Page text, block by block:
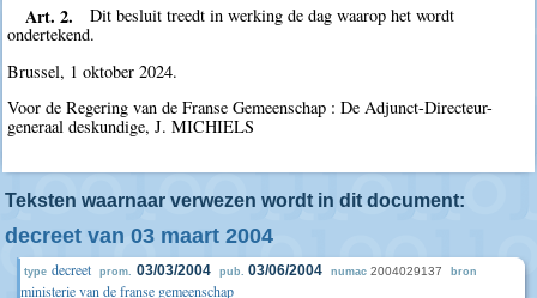
Art. 2.
Dit besluit treedt in werking de dag waarop het wordt
ondertekend.
Brussel, 1 oktober 2024.
Voor de Regering van de Franse Gemeenschap : De Adjunct-Directeur-
generaal deskundige, J. MICHIELS
Teksten waarnaar verwezen wordt in dit document:
decreet van 03 maart 2004
type decreet prom. 03/03/2004 pub. 03/06/2004 numac 2004029137 bron
ministerie van de franse gemeenschap